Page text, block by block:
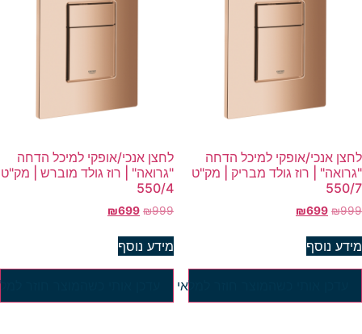
אנכי/אופקי למיכל הדחה
| רוז גולד מבריק | מק"ט
550/
₪
₪699
נוסף
עדכן אותי כשהמוצר חוזר למלאי
לחצן אנכי/אופקי למיכל הדחה
"גרואה" | רוז גולד מוברש | מק"ט
550/4
₪999
₪699
מידע נוסף
עדכן אותי כשהמוצר חוזר